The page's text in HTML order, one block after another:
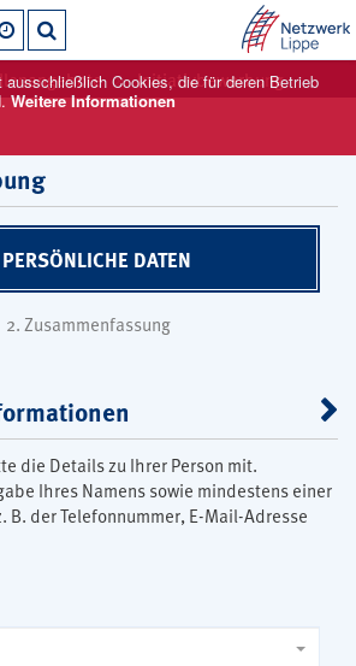
ausschließlich Cookies, die für deren Betrieb
Weitere Informationen
Initiativbewerbung
DATEN
2. Zusammenfassung
die Details zu Ihrer Person mit.
Ihres Namens sowie mindestens einer
der Telefonnummer, E-Mail-Adresse